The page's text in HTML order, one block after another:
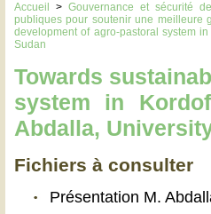
Accueil > Gouvernance et sécurité
publiques pour soutenir une meilleure
development of agro-pastoral system
Sudan
Towards
system in
Abdalla,
Fichiers à consulter
Présentation M.